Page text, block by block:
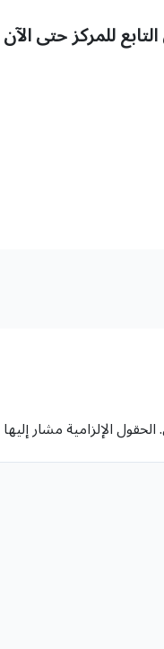
قلب مفتوح تكللت جميعها بالنجاح.
الحقول الإلزامية مشار إليها